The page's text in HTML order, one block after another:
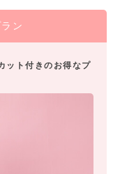
ン
ット付きのお得なプ